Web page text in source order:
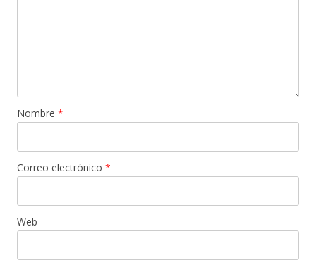
Nombre *
Correo electrónico *
Web